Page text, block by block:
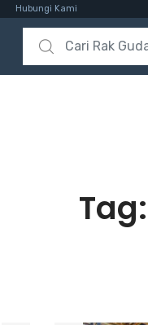
Hubungi Kami
Search for:
Tag: